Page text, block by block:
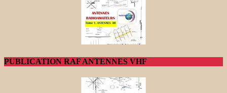
PUBLICATION RAF ANTENNES VHF